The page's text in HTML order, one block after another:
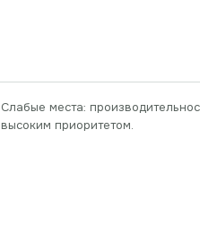
Слабые места:
высоким приоритетом.